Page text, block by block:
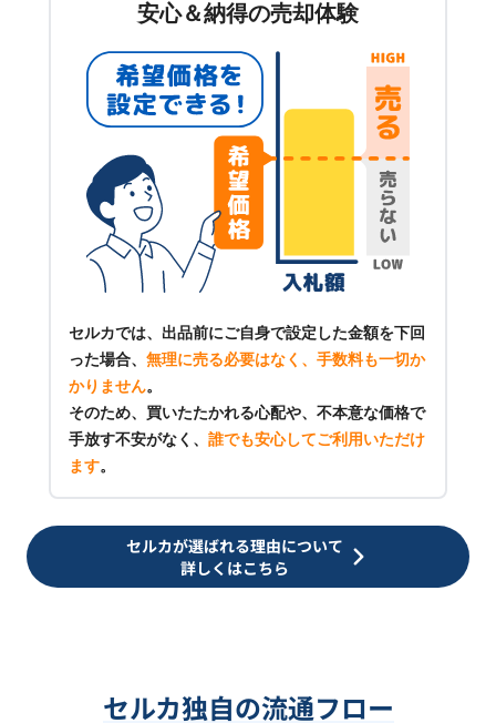
安心＆納得の売却体験
セルカでは、出品前にご自身で設定した金額を下回
った場合、 無理に売る必要はなく、手数料も一切か
かりません。
そのため、買いたたかれる心配や、不本意な価格で
手放す不安がなく、 誰でも安心してご利用いただけ
ます。
セルカが選ばれる理由について
詳しくはこちら
セルカ独自の流通フロー